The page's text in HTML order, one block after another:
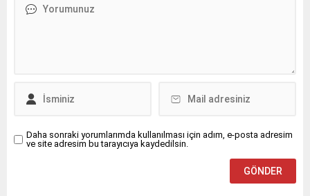
plakalı kek yüklü TIR,
çarparak devrildi. Kazada...
üzerine olay...
Daha sonraki yorumlarımda kullanılması için adım, e-posta adresim
ve site adresim bu tarayıcıya kaydedilsin.